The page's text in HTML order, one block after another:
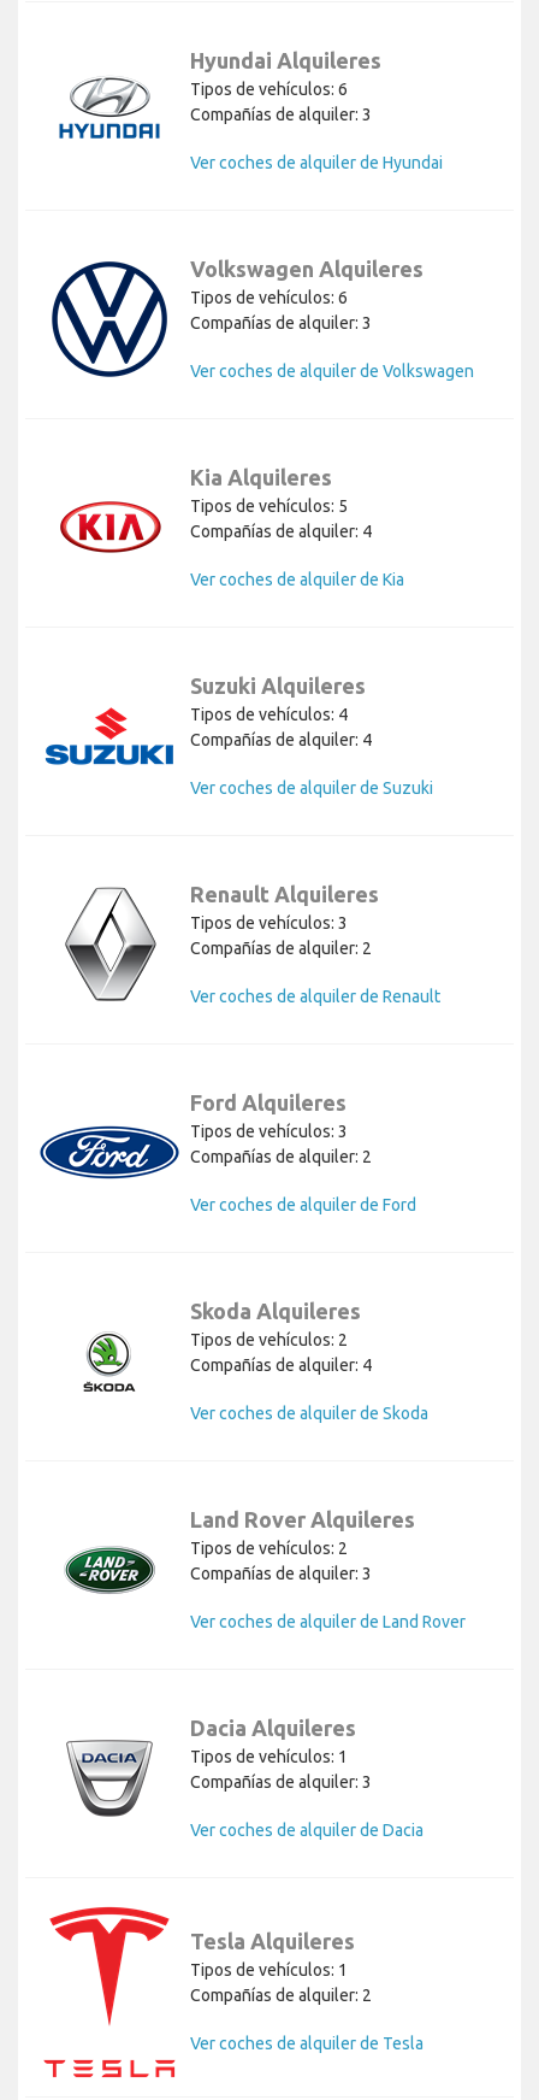
Hyundai Alquileres
Tipos de vehículos: 6
Compañías de alquiler: 3
Ver coches de alquiler de Hyundai
Volkswagen Alquileres
Tipos de vehículos: 6
Compañías de alquiler: 3
Ver coches de alquiler de Volkswagen
Kia Alquileres
Tipos de vehículos: 5
Compañías de alquiler: 4
Ver coches de alquiler de Kia
Suzuki Alquileres
Tipos de vehículos: 4
Compañías de alquiler: 4
Ver coches de alquiler de Suzuki
Renault Alquileres
Tipos de vehículos: 3
Compañías de alquiler: 2
Ver coches de alquiler de Renault
Ford Alquileres
Tipos de vehículos: 3
Compañías de alquiler: 2
Ver coches de alquiler de Ford
Skoda Alquileres
Tipos de vehículos: 2
Compañías de alquiler: 4
Ver coches de alquiler de Skoda
Land Rover Alquileres
Tipos de vehículos: 2
Compañías de alquiler: 3
Ver coches de alquiler de Land Rover
Dacia Alquileres
Tipos de vehículos: 1
Compañías de alquiler: 3
Ver coches de alquiler de Dacia
Tesla Alquileres
Tipos de vehículos: 1
Compañías de alquiler: 2
Ver coches de alquiler de Tesla